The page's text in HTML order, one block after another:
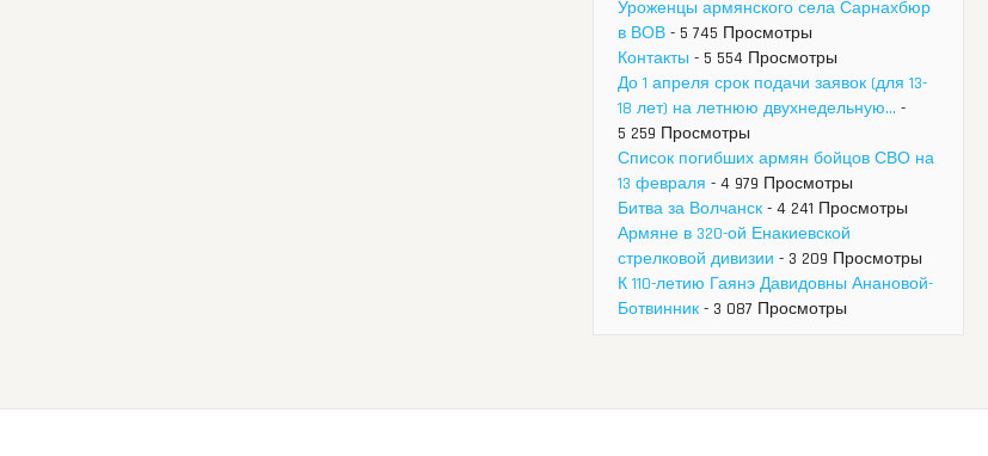
Уроженцы армянского села Сарнахбюр
в ВОВ - 5 745 Просмотры
Контакты - 5 554 Просмотры
До 1 апреля срок подачи заявок (для 13-
18 лет) на летнюю двухнедельную... -
5 259 Просмотры
Список погибших армян бойцов СВО на
13 февраля - 4 979 Просмотры
Битва за Волчанск - 4 241 Просмотры
Армяне в 320-ой Енакиевской
стрелковой дивизии - 3 209 Просмотры
К 110-летию Гаянэ Давидовны Анановой-
Ботвинник - 3 087 Просмотры